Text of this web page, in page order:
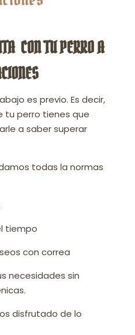
CON TU PERRO A
es previo. Es decir,
tu perro tienes que
a saber superar
todas la normas
tiempo
con correa
necesidades sin
disfrutado de lo